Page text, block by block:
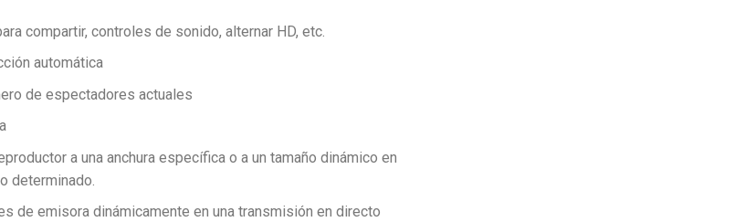
compartir, controles de sonido, alternar HD, etc.
automática
de espectadores actuales
a una anchura específica o a un tamaño dinámico en
determinado.
de emisora dinámicamente en una transmisión en directo